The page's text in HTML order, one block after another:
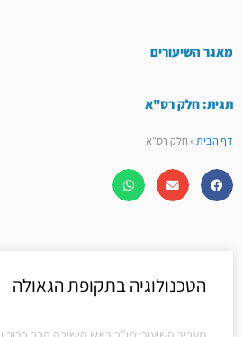
מאגר השיעורים
תגית: חלק רס"א
דף הבית»חלק רס"א
הטכנולוגיה בתקופת הגאולה